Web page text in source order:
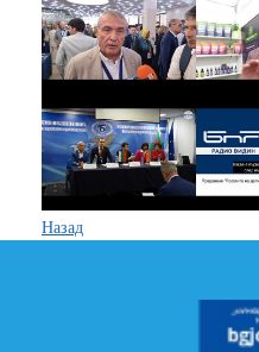
Назад